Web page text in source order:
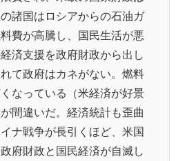
諸国はロシアからの石油ガ
費が高騰し、国民生活が悪
済支援を政府財政から出し
て政府はカネがない。燃料
なっている（米経済が好景
間違いだ。経済統計も歪曲
ナ戦争が長引くほど、米国
府財政と国民経済が自滅し